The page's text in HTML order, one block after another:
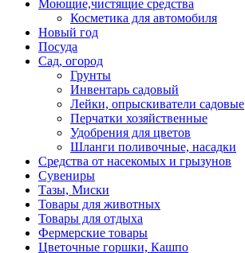
Моющие,чистящие средства
Косметика для автомобиля
Новый год
Посуда
Сад, огород
Грунты
Инвентарь садовый
Лейки, опрыскиватели садовые
Перчатки хозяйственные
Удобрения для цветов
Шланги поливочные, насадки
Средства от насекомых и грызунов
Сувениры
Тазы, Миски
Товары для животных
Товары для отдыха
Фермерские товары
Цветочные горшки, Кашпо